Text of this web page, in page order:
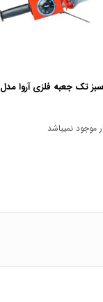
تک جعبه فلزی آروا مدل ۲۳۰۳
موجود نمیباشد